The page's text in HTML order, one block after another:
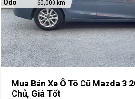
Odo 60,000 km
Mua Bán Xe Ô Tô Cũ Mazda 3
Chủ, Giá Tốt